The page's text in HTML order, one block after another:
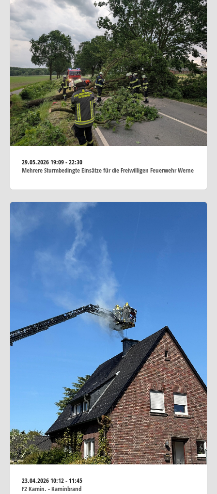
29.05.202619:09 - 22:30
Mehrere Sturmbedingte Einsätze für die Freiwilligen Feuerwehr Werne
23.04.202610:12 - 11:45
F2 Kamin. - Kaminbrand